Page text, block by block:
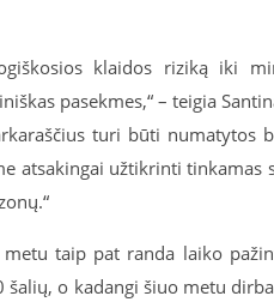
klaidos riziką iki
pasekmes,“ – teigia
turi būti numatytos
atsakingai užtikrinti
taip pat randa laiko
o kadangi šiuo metu